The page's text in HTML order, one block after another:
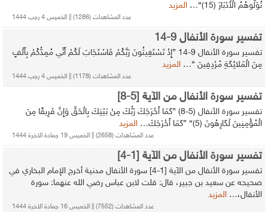
تُوَلُّوهُمُ الْأَدْبَارَ (15)}…
المزيد
عدد المشاهدات (1286) || الخميس 4 رجب 1444
تفسير سورة الأنفال 9-14
تفسير سورة الأنفال 9-14 {إِذْ تَسْتَغِيثُونَ رَبَّكُمْ فَاسْتَجَابَ لَكُمْ أَنِّي مُمِدُّكُمْ بِأَلْفٍ
مِنَ الْمَلائِكَةِ مُرْدِفِينَ }… المزيد
عدد المشاهدات (1178) || الخميس 4 رجب 1444
تفسير سورة الأنفال من الآية [5-8]
تفسير سورة الأنفال (5-8) {كَمَا أَخْرَجَكَ رَبُّكَ مِنْ بَيْتِكَ بِالْحَقِّ وَإِنَّ فَرِيقًا مِنَ
الْمُؤْمِنِينَ لَكَارِهُونَ (5)} {كَمَا أَخْرَجَكَ…
المزيد
عدد المشاهدات (2658) || الخميس 19 جمادة الاخرة 1444
تفسير سورة الأنفال من الآية [1-4]
تفسير سورة الأنفال من الآية [1-4] سورة الأنفال مدنية أخرج الإمام البخاري في
صحيحه عن سعيد بن جبير، قال: قلت لابن عباس رضي الله عنهما: سورة
الأنفال،… المزيد
عدد المشاهدات (7552) || الخميس 16 جمادة الاخرة 1444